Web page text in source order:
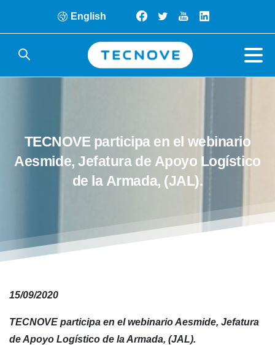
English
TECNOVE participa en el webinario
Aesmide, Jefatura de Apoyo Logístico
de la Armada, (JAL).
15/09/2020
TECNOVE participa en el webinario Aesmide, Jefatura
de Apoyo Logístico de la Armada, (JAL).